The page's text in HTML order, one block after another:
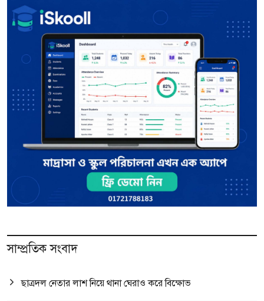
সাম্প্রতিক সংবাদ
ছাত্রদল নেতার লাশ নিয়ে থানা ঘেরাও করে বিক্ষোভ